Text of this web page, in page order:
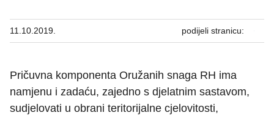
11.10.2019. podijeli stranicu:
Pričuvna komponenta Oružanih snaga RH ima
namjenu i zadaću, zajedno s djelatnim sastavom,
sudjelovati u obrani teritorijalne cjelovitosti,